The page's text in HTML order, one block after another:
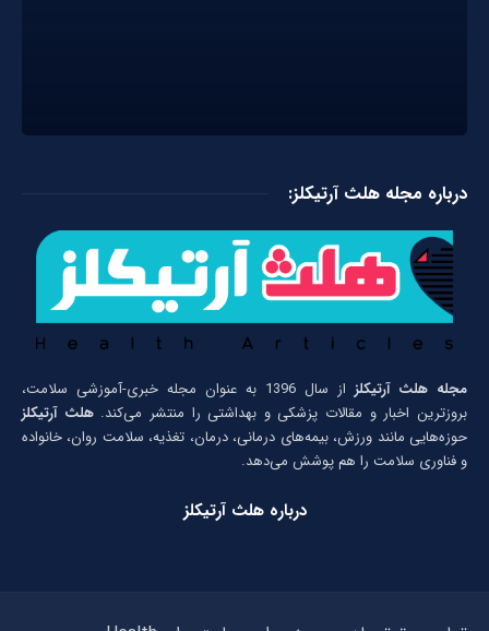
درباره مجله هلث آرتیکلز:
مجله هلث آرتیکلز
از سال 1396 به عنوان مجله خبری-آموزشی سلامت،
بروزترین اخبار و مقالات پزشکی و بهداشتی را منتشر می‌کند.هلث آرتیکلز
حوزه‌هایی مانند ورزش، بیمه‌های درمانی، درمان، تغذیه، سلامت روان، خانواده
و فناوری سلامت را هم پوشش می‌دهد.
درباره هلث آرتیکلز